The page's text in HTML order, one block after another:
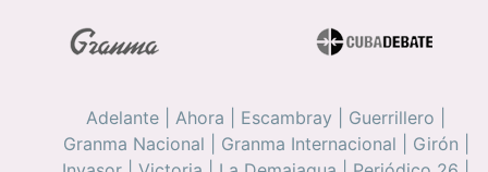
Adelante Ahora Escambray Guerrillero
Granma Nacional
Granma Internacional Girón